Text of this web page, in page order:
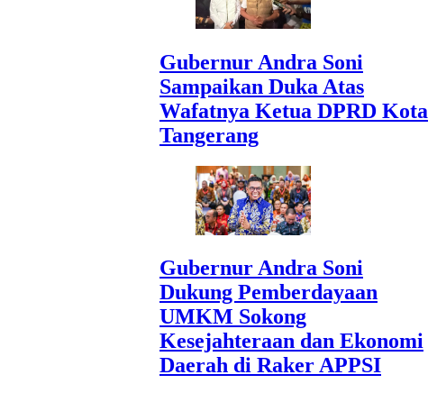
Gubernur Andra Soni
Sampaikan Duka Atas
Wafatnya Ketua DPRD Kota
Tangerang
Gubernur Andra Soni
Dukung Pemberdayaan
UMKM Sokong
Kesejahteraan dan Ekonomi
Daerah di Raker APPSI